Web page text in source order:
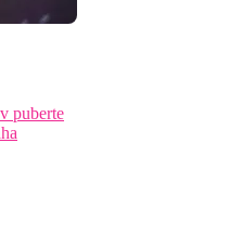
puberte